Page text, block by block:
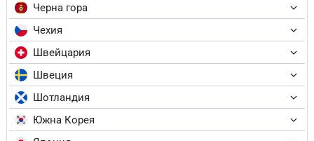
Черна гора
Чехия
Швейцария
Швеция
Шотландия
Южна Корея